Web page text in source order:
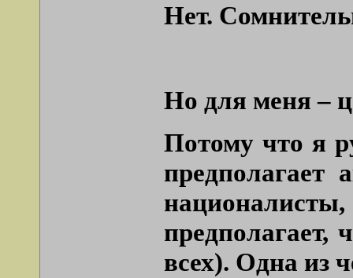
Нет.
Но для меня –
Потому что я
предполагает
предполагает,
всех). Одна из